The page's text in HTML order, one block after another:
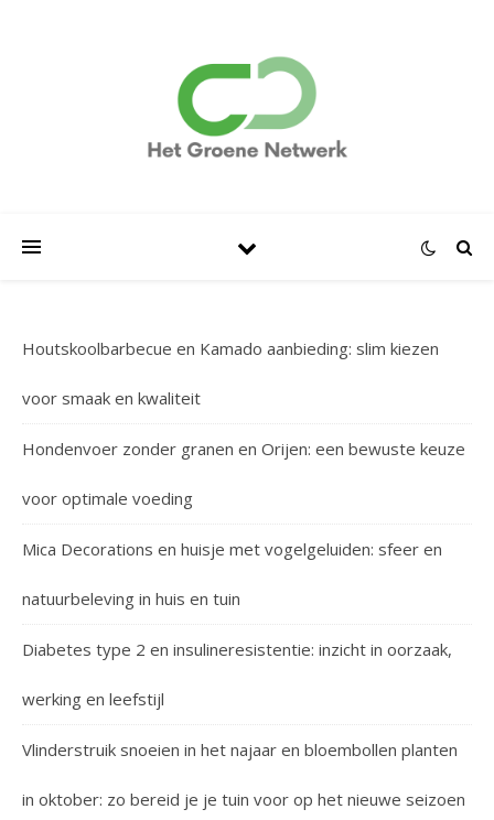
Houtskoolbarbecue en Kamado aanbieding: slim kiezen
voor smaak en kwaliteit
Hondenvoer zonder granen en Orijen: een bewuste keuze
voor optimale voeding
Mica Decorations en huisje met vogelgeluiden: sfeer en
natuurbeleving in huis en tuin
Diabetes type 2 en insulineresistentie: inzicht in oorzaak,
werking en leefstijl
Vlinderstruik snoeien in het najaar en bloembollen planten
in oktober: zo bereid je je tuin voor op het nieuwe seizoen